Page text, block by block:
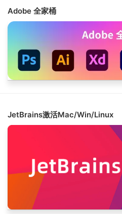
Adobe 全家桶
JetBrains激活Mac/Win/Linux